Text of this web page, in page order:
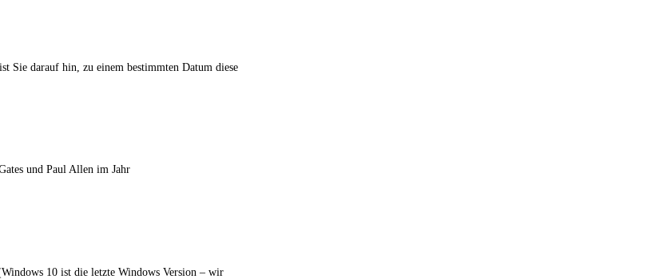
Sie darauf hin, zu einem bestimmten Datum diese
und Paul Allen im Jahr
10 ist die letzte Windows Version – wir